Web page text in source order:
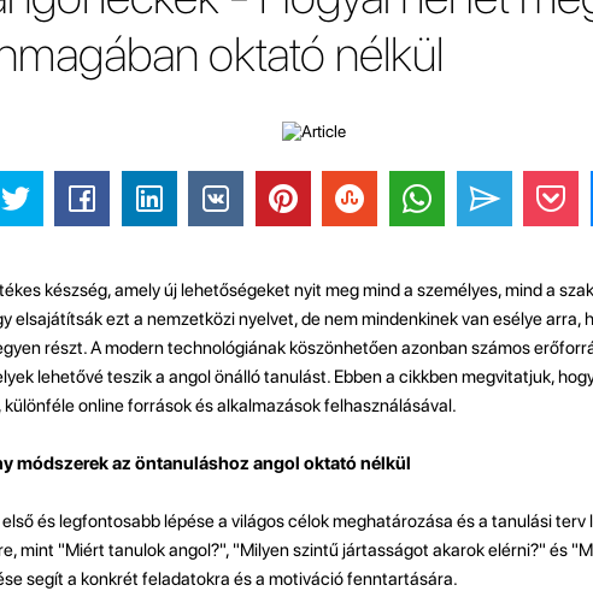
oktató nélkül
készség, amely új lehetőségeket nyit meg mind a személyes, mind a
elsajátítsák ezt a nemzetközi nyelvet, de nem mindenkinek van esélye arra,
részt. A modern technológiának köszönhetően azonban számos
lehetővé teszik a angol önálló tanulást. Ebben a cikkben megvitatjuk,
online források és alkalmazások felhasználásával.
módszerek az öntanuláshoz angol oktató nélkül
és legfontosabb lépése a világos célok meghatározása és a tanulási terv
mint "Miért tanulok angol?", "Milyen szintű jártasságot akarok elérni?" és
segít a konkrét feladatokra és a motiváció fenntartására.